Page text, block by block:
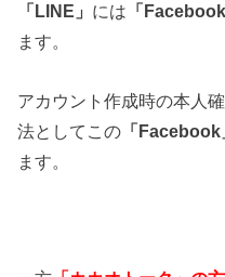
「LINE」 には 「Facebook
ます。
アカウント作成時の本人
法としてこの 「Facebook
ます。